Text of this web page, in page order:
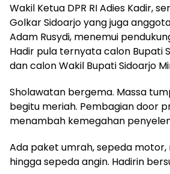
Wakil Ketua DPR RI Adies Kadir,
Golkar Sidoarjo yang juga
Adam Rusydi, menemui
Hadir pula ternyata calon Bupati
dan calon Wakil Bupati Sidoarjo
Sholawatan bergema. Massa
begitu meriah. Pembagian door
menambah kemegahan
Ada paket umrah, sepeda
hingga sepeda angin. Hadirin